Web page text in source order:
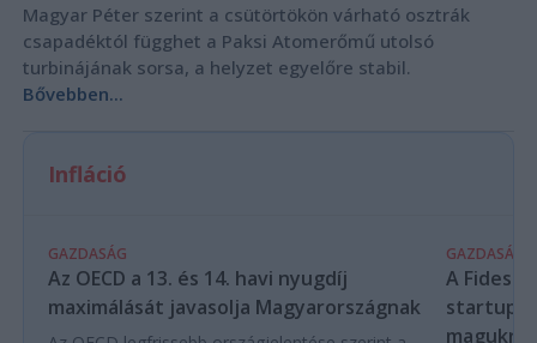
Magyar Péter szerint a csütörtökön várható osztrák
csapadéktól függhet a Paksi Atomerőmű utolsó
turbinájának sorsa, a helyzet egyelőre stabil.
Bővebben...
Infláció
GAZDASÁG
Az OECD a 13. és 14. havi nyugdíj
maximálását javasolja Magyarországnak
GAZDASÁG
A
magukra